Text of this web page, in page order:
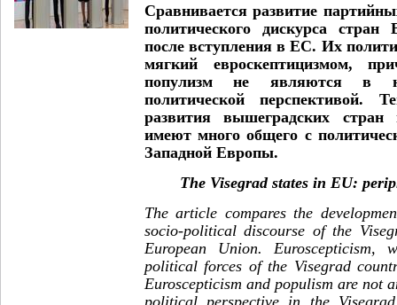
Сравнивается развитие
политического дискурса стран
после вступления в ЕС. Их
мягкий евроскептицизмом,
популизм не являются в
политической перспективой.
развития вышеградских стран
имеют много общего с
Западной Европы.
The Visegrad states in EU:
The article compares the
socio-political discourse of the
European Union. Euroscepticism,
political forces of the Visegrad
Euroscepticism and populism are not
political perspective in the